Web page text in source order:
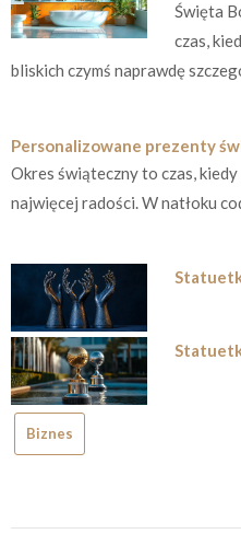
Święta
czas,
bliskich czymś naprawdę
Personalizowane prezenty
Okres świąteczny to czas,
najwięcej radości. W natłoku
Biznes